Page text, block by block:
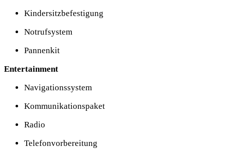
Kindersitzbefestigung
Notrufsystem
Pannenkit
Entertainment
Navigationssystem
Kommunikationspaket
Radio
Telefonvorbereitung